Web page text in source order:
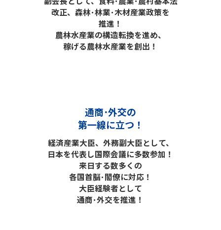
改正、森林･林業･木材産業政策を
推進！
農林水産業の構造転換を進め、
稼げる農林水産業を創出！
通商･外交の
第一線に立つ！
経済産業大臣、外務副大臣として、
日本を代表し国際会議に多数参加！
来日する数多くの
各国首脳･閣僚に対応！
大臣経験者として
通商･外交を推進！